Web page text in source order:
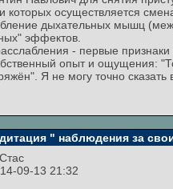
которых осуществляется смена
дыхательных мышц
эффектов.
- первые
опыт и ощущения: "То
Я не могу точно
" наблюдения за
Стас
09-13 21:32